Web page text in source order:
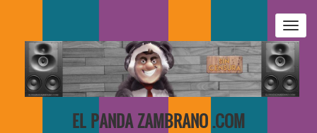
contenido
principal
EL PANDA ZAMBRANO .COM